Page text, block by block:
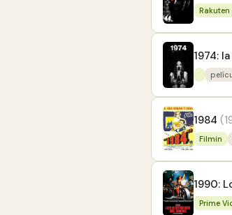
Rakuten
1974:
1984
Filmin
1990:
Prime